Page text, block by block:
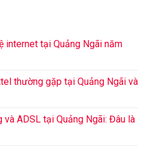
internet tại Quảng Ngãi năm
thường gặp tại Quảng Ngãi và
ADSL tại Quảng Ngãi: Đâu là